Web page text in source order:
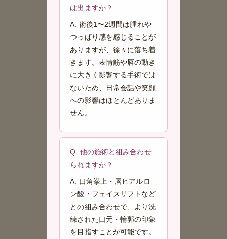
は出ますか？
A. 術後1〜2週間は腫れや
つっぱり感を感じることが
ありますが、徐々に落ち着
きます。表情筋や唇の動き
に大きく影響する手術では
ないため、日常会話や笑顔
への影響はほとんどありま
せん。
Q. 他の施術と組み合わせ
られますか？
A. 口角挙上・唇ヒアルロ
ン酸・フェイスリフトなど
との組み合わせで、より洗
練された口元・輪郭の印象
を目指すことが可能です。